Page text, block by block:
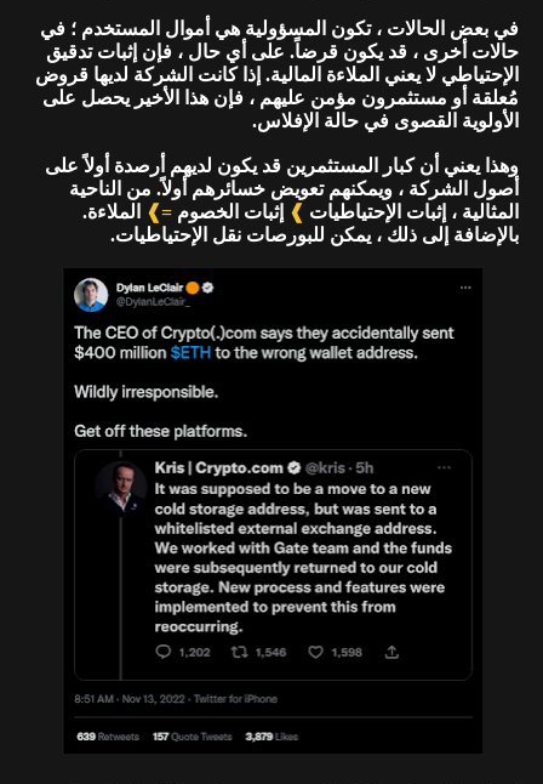
في بعض الحالات ، تكون المسؤولية هي أموال المستخدم ؛ في
حالات أخرى ، قد يكون قرضاً. على أي حال ، فإن إثبات تدقيق
الإحتياطي لا يعني الملاءة المالية. إذا كانت الشركة لديها قروض
مُعلقة أو مستثمرون مؤمن عليهم ، فإن هذا الأخير يحصل على
الأولوية القصوى في حالة الإفلاس.
وهذا يعني أن كبار المستثمرين قد يكون لديهم أرصدة أولاً على
أصول الشركة ، ويمكنهم تعويض خسائرهم أولاً. من الناحية
المثالية ، إثبات الإحتياطيات ❱ إثبات الخصوم =❱
الملاءة.
بالإضافة إلى ذلك ، يمكن للبورصات نقل الإحتياطيات.